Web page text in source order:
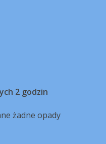
2 godzin
żadne opady